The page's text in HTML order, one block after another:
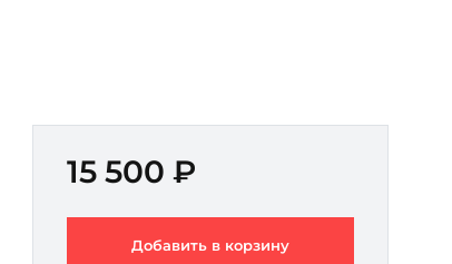
15 500 ₽
Добавить в корзину